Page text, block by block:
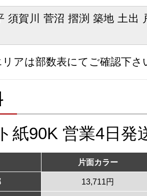
須賀川 菅沼 摺渕 築地 土出
アは部数表にてご確認下さ
紙90K 営業4日発
片面カラー
13,711円